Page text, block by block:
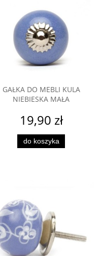
GAŁKA DO MEBLI KULA
NIEBIESKA MAŁA
19,90 zł
do koszyka